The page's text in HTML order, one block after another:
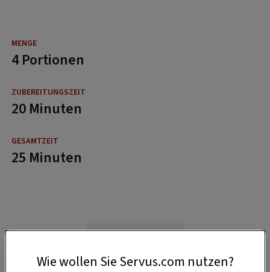
4 Portionen
20 Minuten
25 Minuten
Wie wollen Sie Servus.com nutzen?